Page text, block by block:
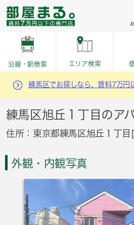
沿線・駅検索 エリア検索
練馬区でお探しなら、賃料7万円
練馬区旭丘１丁目のア
住所：東京都練馬区旭丘１丁目[
外観・内観写真